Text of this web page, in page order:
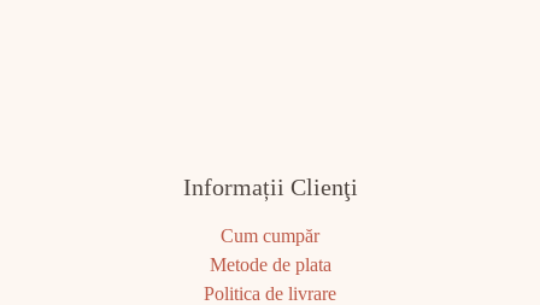
Informații Clienţi
Cum cumpăr
Metode de plata
Politica de livrare